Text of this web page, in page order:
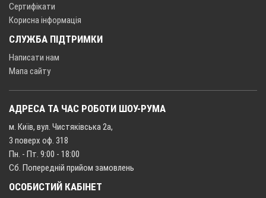
Сертифікати
Корисна інформація
СЛУЖБА ПІДТРИМКИ
Написати нам
Мапа сайту
АДРЕСА ТА ЧАС РОБОТИ ШОУ-РУМА
м. Київ, вул. Чистяківська 2а,
3 поверх оф. 318
Пн. - Пт. 9:00 - 18:00
Сб. Попередній прийом замовлень
ОСОБИСТИЙ КАБІНЕТ